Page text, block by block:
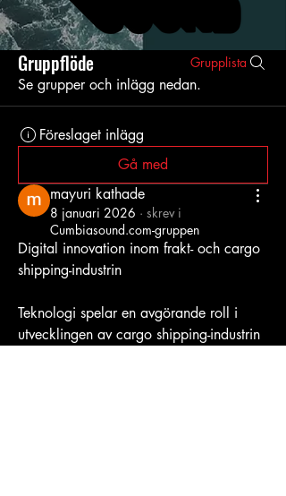
Gruppflöde Grupplista
Se grupper och inlägg nedan.
Föreslaget inlägg
Gå med
mayuri kathade
8 januari 2026 · skrev i
Cumbiasound.com-gruppen
Digital innovation inom frakt- och cargo
shipping-industrin
Teknologi spelar en avgörande roll i
utvecklingen av cargo shipping-industrin